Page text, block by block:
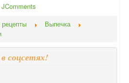
JComments
Выпечка
соцсетях!